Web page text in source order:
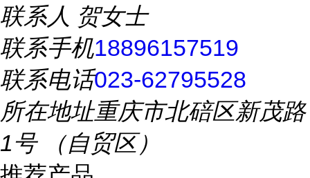
联系人 贺女士
联系手机18896157519
联系电话023-62795528
所在地址重庆市北碚区新茂路
1号 （自贸区）